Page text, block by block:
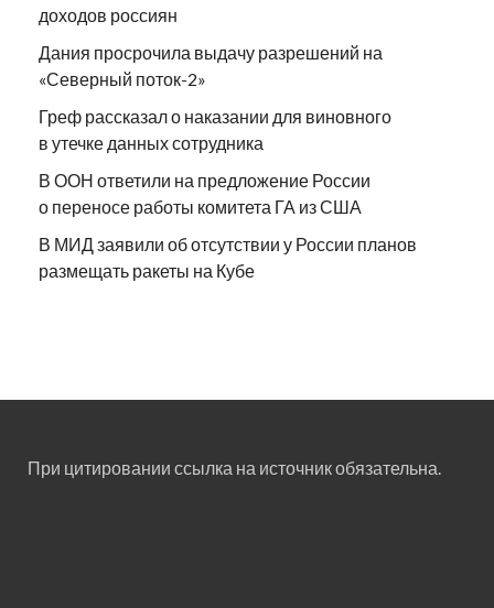
доходов россиян
Дания просрочила выдачу разрешений на
«Северный поток-2»
Греф рассказал о наказании для виновного
в утечке данных сотрудника
В ООН ответили на предложение России
о переносе работы комитета ГА из США
В МИД заявили об отсутствии у России планов
размещать ракеты на Кубе
При цитировании ссылка на источник обязательна.